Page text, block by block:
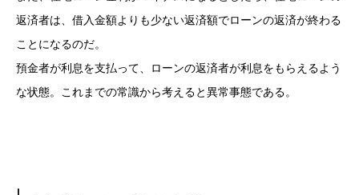
返済者は、借入金額よりも少ない返済額でローンの返済が終わる
ことになるのだ。
預金者が利息を支払って、ローンの返済者が利息をもらえるよう
な状態。これまでの常識から考えると異常事態である。